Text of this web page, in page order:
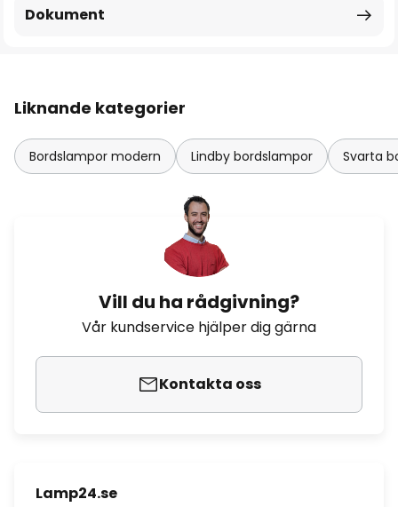
Dokument
Liknande kategorier
Bordslampor modern Lindby bordslampor Svarta
Vill du ha rådgivning?
Vår kundservice hjälper dig gärna
Kontakta oss
Lamp24.se